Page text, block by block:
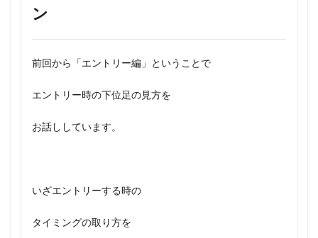
ン
前回から「エントリー編」ということで
エントリー時の下位足の見方を
お話ししています。
いざエントリーする時の
タイミングの取り方を